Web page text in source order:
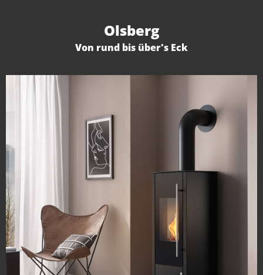
Olsberg
Von rund bis über's Eck